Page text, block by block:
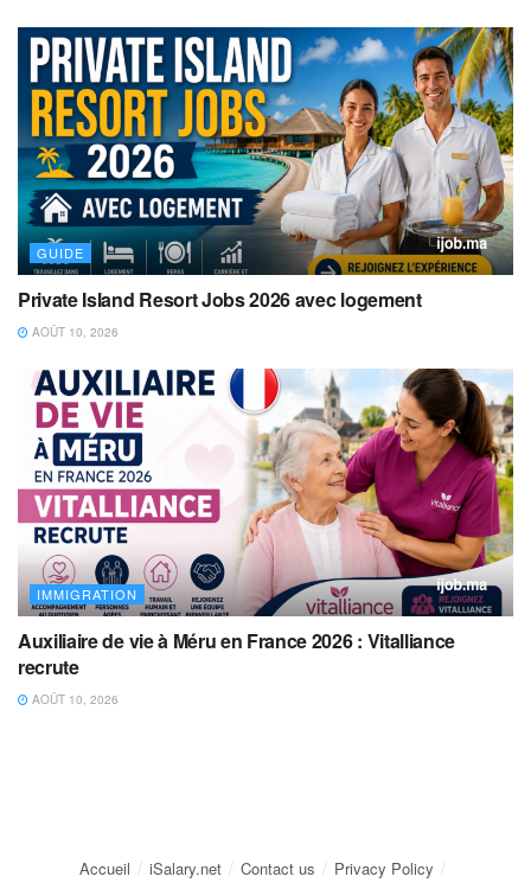
GUIDE
Private Island Resort Jobs 2026 avec logement
AOÛT 10, 2026
IMMIGRATION
Auxiliaire de vie à Méru en France 2026 : Vitalliance
recrute
AOÛT 10, 2026
Accueil iSalary.net Contact us Privacy Policy